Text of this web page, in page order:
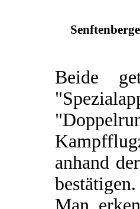
Beide
anhand
bestätigen.